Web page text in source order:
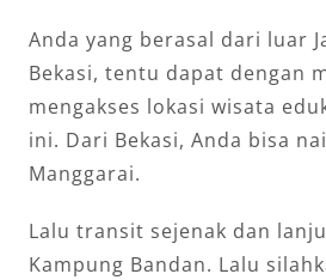
Anda yang berasal dari luar
Bekasi, tentu dapat dengan
mengakses lokasi wisata
ini. Dari Bekasi, Anda bisa
Manggarai.
Lalu transit sejenak dan
Kampung Bandan. Lalu